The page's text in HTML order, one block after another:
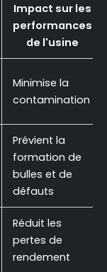
Impact sur les
performances
de l'usine
Minimise la
contamination
Prévient la
formation de
bulles et de
défauts
Réduit les
pertes de
rendement